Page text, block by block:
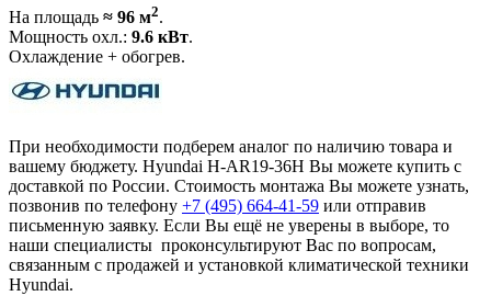
На площадь ≈ 96 м2.
Мощность охл.: 9.6 кВт.
Охлаждение + обогрев.
При необходимости подберем аналог по наличию товара и
вашему бюджету. Hyundai H-AR19-36H Вы можете купить с
доставкой по России. Стоимость монтажа Вы можете узнать,
позвонив по телефону +7 (495) 664-41-59 или отправив
письменную заявку. Если Вы ещё не уверены в выборе, то
наши специалисты проконсультируют Вас по вопросам,
связанным с продажей и установкой климатической техники
Hyundai.